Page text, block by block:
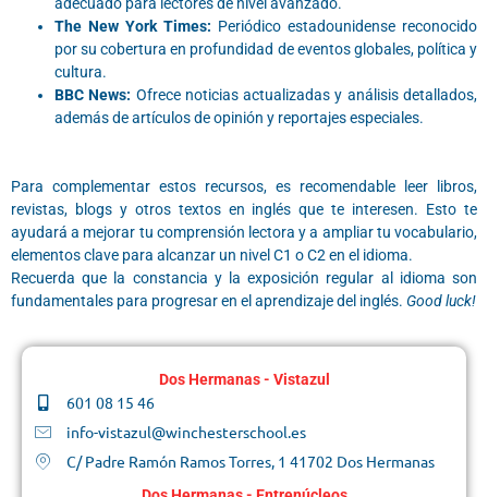
adecuado para lectores de nivel avanzado.
The New York Times: Periódico estadounidense reconocido
por su cobertura en profundidad de eventos globales, política y
cultura.
BBC News: Ofrece noticias actualizadas y análisis detallados,
además de artículos de opinión y reportajes especiales.
Para complementar estos recursos, es recomendable leer libros,
revistas, blogs y otros textos en inglés que te interesen. Esto te
ayudará a mejorar tu comprensión lectora y a ampliar tu vocabulario,
elementos clave para alcanzar un nivel C1 o C2 en el idioma.
Recuerda que la constancia y la exposición regular al idioma son
fundamentales para progresar en el aprendizaje del inglés. Good luck!
Dos Hermanas - Vistazul
601 08 15 46
info-vistazul@winchesterschool.es
C/ Padre Ramón Ramos Torres, 1 41702 Dos Hermanas